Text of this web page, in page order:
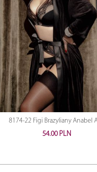
8174-22 Figi Brazyliany Anabel
54.00 PLN